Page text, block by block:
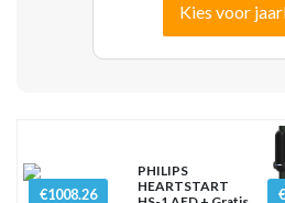
Kies voor
€1008.26
PHILIPS
HEARTSTART